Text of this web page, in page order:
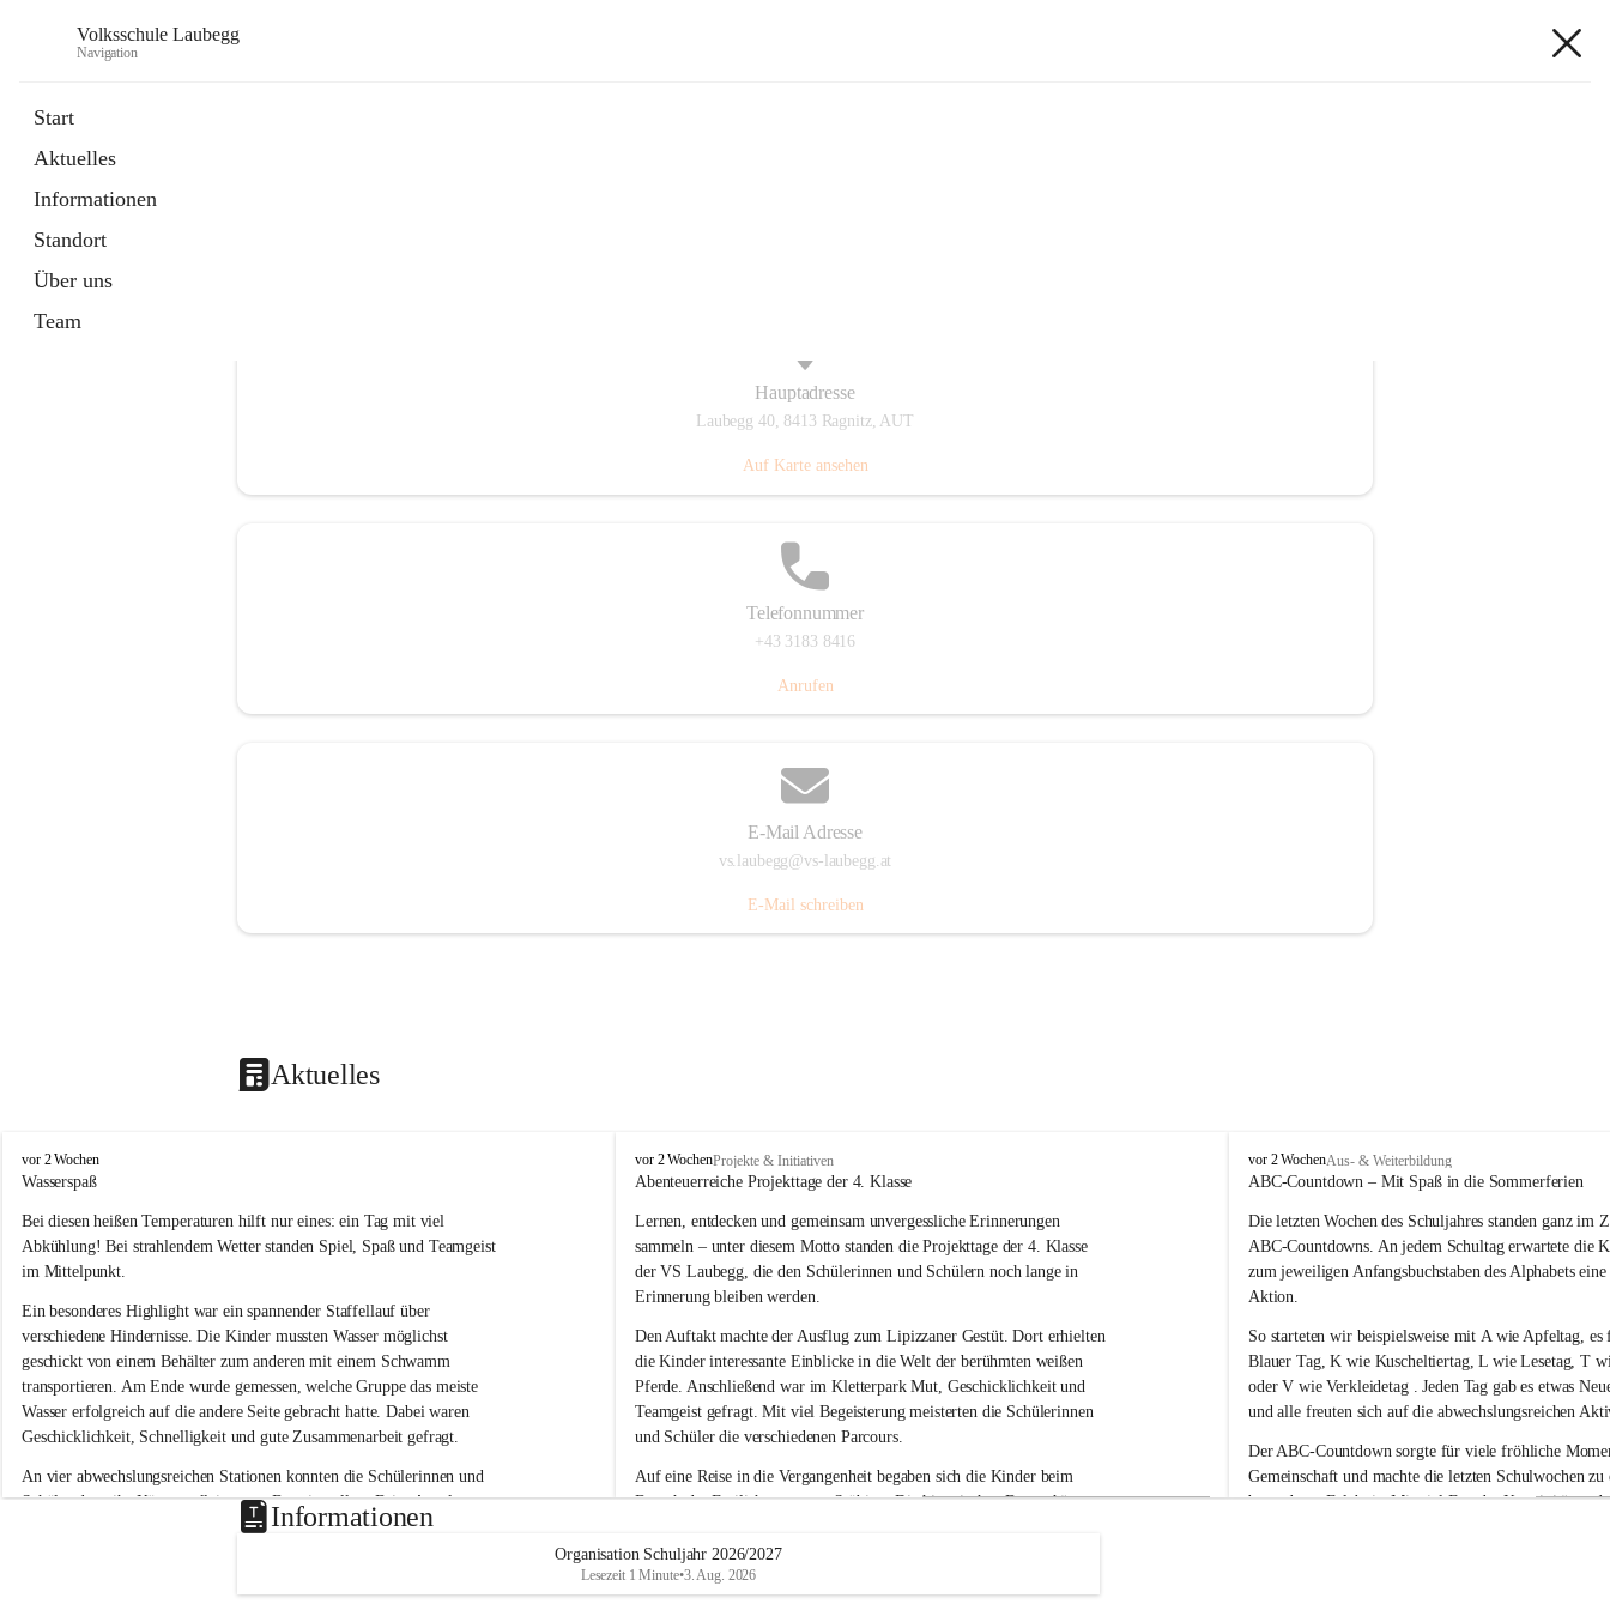
Volksschule Laubegg
Navigation
Start
Aktuelles
Informationen
Standort
Über uns
Team
Hauptadresse
Laubegg 40, 8413 Ragnitz, AUT
Auf Karte ansehen
Telefonnummer
+43 3183 8416
Anrufen
E-Mail Adresse
vs.laubegg@vs-laubegg.at
E-Mail schreiben
Aktuelles
V
o
k
s
s
h
u
l
e
L
a
u
e
g
vor 2 Wochen
Wasserspaß
Bei diesen heißen Temperaturen hilft nur eines: ein Tag mit viel
Abkühlung! Bei strahlendem Wetter standen Spiel, Spaß und Teamgeist
im Mittelpunkt.
Ein besonderes Highlight war ein spannender Staffellauf über
verschiedene Hindernisse. Die Kinder mussten Wasser möglichst
geschickt von einem Behälter zum anderen mit einem Schwamm
transportieren. Am Ende wurde gemessen, welche Gruppe das meiste
Wasser erfolgreich auf die andere Seite gebracht hatte. Dabei waren
Geschicklichkeit, Schnelligkeit und gute Zusammenarbeit gefragt.
An vier abwechslungsreichen Stationen konnten die Schülerinnen und
Schüler dann ihr Können allein unter Beweis stellen. Beim Angeln
waren Geduld und Fingerspitzengefühl gefragt, während beim
V
o
k
s
s
c
u
l
e
L
a
u
e
g
vor 2 WochenProjekte & Initiativen
Abenteuerreiche Projekttage der 4. Klasse
Lernen, entdecken und gemeinsam unvergessliche Erinnerungen
sammeln – unter diesem Motto standen die Projekttage der 4. Klasse
der VS Laubegg, die den Schülerinnen und Schülern noch lange in
Erinnerung bleiben werden.
Den Auftakt machte der Ausflug zum Lipizzaner Gestüt. Dort erhielten
die Kinder interessante Einblicke in die Welt der berühmten weißen
Pferde. Anschließend war im Kletterpark Mut, Geschicklichkeit und
Teamgeist gefragt. Mit viel Begeisterung meisterten die Schülerinnen
und Schüler die verschiedenen Parcours.
Auf eine Reise in die Vergangenheit begaben sich die Kinder beim
Besuch des Freilichtmuseums Stübing. Die historischen Bauernhäuser
gelebt und gearbeitet haben. Mit großem Interesse entdeckte die 4.
Klasse viele spannende Details und durfte auch so manche traditionelle
V
o
k
s
s
c
u
l
L
a
u
b
e
g
vor 2 WochenAus- & Weiterbildung
ABC-Countdown – Mit Spaß in die Sommerferien
Die letzten Wochen des Schuljahres standen ganz im
ABC-Countdowns. An jedem Schultag erwartete die
zum jeweiligen Anfangsbuchstaben des Alphabets
Aktion.
So starteten wir beispielsweise mit A wie Apfeltag, es
Blauer Tag, K wie Kuscheltiertag, L wie Lesetag, T
oder V wie Verkleidetag . Jeden Tag gab es etwas
und alle freuten sich auf die abwechslungsreichen
Der ABC-Countdown sorgte für viele fröhliche
Gemeinschaft und machte die letzten Schulwochen
besonderen Erlebnis. Mit viel Freude, Kreativität und
Informationen
Organisation Schuljahr 2026/2027
Lesezeit 1 Minute•3. Aug. 2026